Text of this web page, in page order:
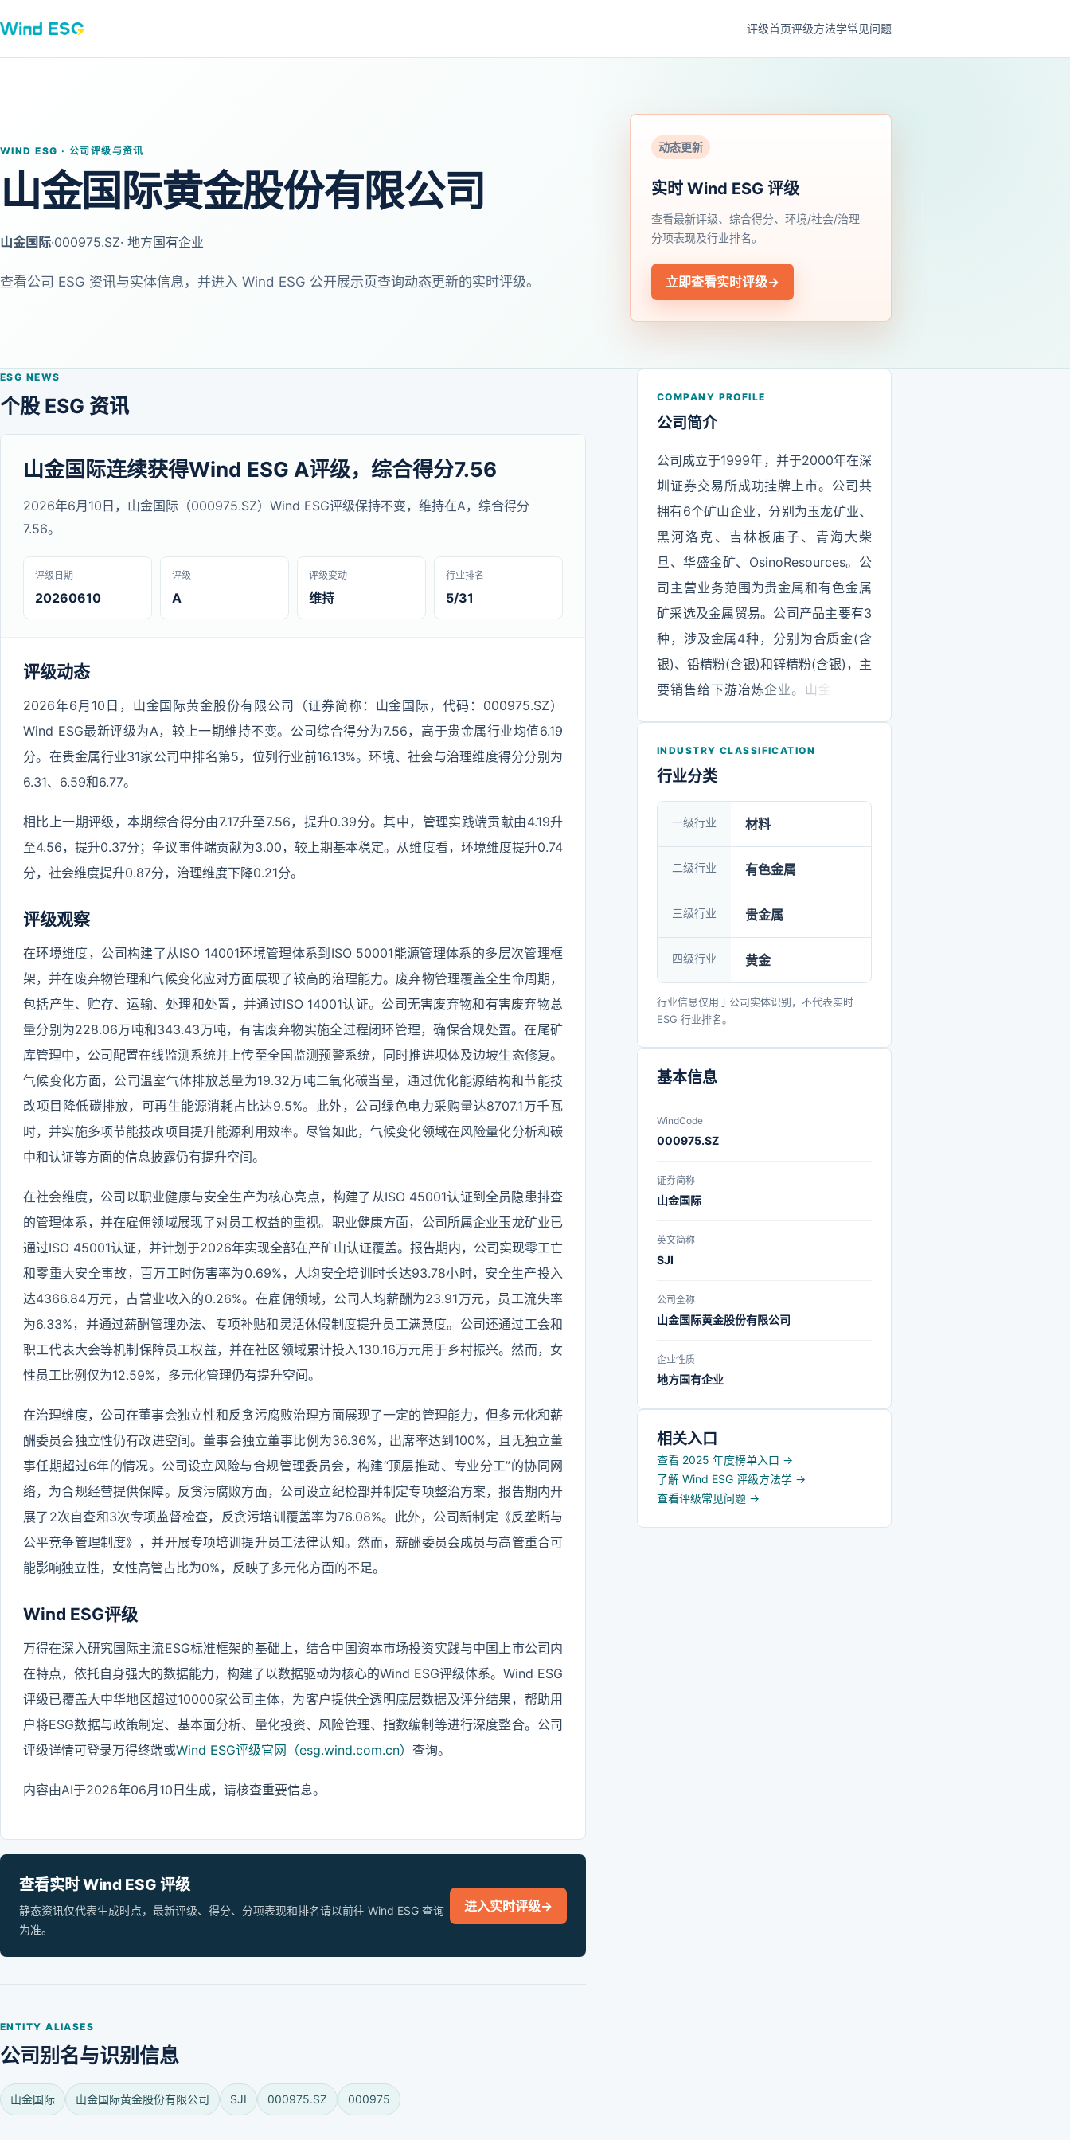
评级首页评级方法学常见问题
WIND ESG · 公司评级与资讯
山金国际黄金股份有限公司
山金国际·000975.SZ· 地方国有企业
查看公司 ESG 资讯与实体信息，并进入 Wind ESG 公开展示页查询动态更新的实时评级。
动态更新
实时 Wind ESG 评级
查看最新评级、综合得分、环境/社会/治理
分项表现及行业排名。
立即查看实时评级→
ESG NEWS
个股 ESG 资讯
山金国际连续获得Wind ESG A评级，综合得分7.56
2026年6月10日，山金国际（000975.SZ）Wind ESG评级保持不变，维持在A，综合得分
7.56。
评级日期
20260610
评级
A
评级变动
维持
行业排名
5/31
评级动态
2026年6月10日，山金国际黄金股份有限公司（证券简称：山金国际，代码：000975.SZ）
Wind ESG最新评级为A，较上一期维持不变。公司综合得分为7.56，高于贵金属行业均值6.19
分。在贵金属行业31家公司中排名第5，位列行业前16.13%。环境、社会与治理维度得分分别为
6.31、6.59和6.77。
相比上一期评级，本期综合得分由7.17升至7.56，提升0.39分。其中，管理实践端贡献由4.19升
至4.56，提升0.37分；争议事件端贡献为3.00，较上期基本稳定。从维度看，环境维度提升0.74
分，社会维度提升0.87分，治理维度下降0.21分。
评级观察
在环境维度，公司构建了从ISO 14001环境管理体系到ISO 50001能源管理体系的多层次管理框
架，并在废弃物管理和气候变化应对方面展现了较高的治理能力。废弃物管理覆盖全生命周期，
包括产生、贮存、运输、处理和处置，并通过ISO 14001认证。公司无害废弃物和有害废弃物总
量分别为228.06万吨和343.43万吨，有害废弃物实施全过程闭环管理，确保合规处置。在尾矿
库管理中，公司配置在线监测系统并上传至全国监测预警系统，同时推进坝体及边坡生态修复。
气候变化方面，公司温室气体排放总量为19.32万吨二氧化碳当量，通过优化能源结构和节能技
改项目降低碳排放，可再生能源消耗占比达9.5%。此外，公司绿色电力采购量达8707.1万千瓦
时，并实施多项节能技改项目提升能源利用效率。尽管如此，气候变化领域在风险量化分析和碳
中和认证等方面的信息披露仍有提升空间。
在社会维度，公司以职业健康与安全生产为核心亮点，构建了从ISO 45001认证到全员隐患排查
的管理体系，并在雇佣领域展现了对员工权益的重视。职业健康方面，公司所属企业玉龙矿业已
通过ISO 45001认证，并计划于2026年实现全部在产矿山认证覆盖。报告期内，公司实现零工亡
和零重大安全事故，百万工时伤害率为0.69%，人均安全培训时长达93.78小时，安全生产投入
达4366.84万元，占营业收入的0.26%。在雇佣领域，公司人均薪酬为23.91万元，员工流失率
为6.33%，并通过薪酬管理办法、专项补贴和灵活休假制度提升员工满意度。公司还通过工会和
职工代表大会等机制保障员工权益，并在社区领域累计投入130.16万元用于乡村振兴。然而，女
性员工比例仅为12.59%，多元化管理仍有提升空间。
在治理维度，公司在董事会独立性和反贪污腐败治理方面展现了一定的管理能力，但多元化和薪
酬委员会独立性仍有改进空间。董事会独立董事比例为36.36%，出席率达到100%，且无独立董
事任期超过6年的情况。公司设立风险与合规管理委员会，构建“顶层推动、专业分工”的协同网
络，为合规经营提供保障。反贪污腐败方面，公司设立纪检部并制定专项整治方案，报告期内开
展了2次自查和3次专项监督检查，反贪污培训覆盖率为76.08%。此外，公司新制定《反垄断与
公平竞争管理制度》，并开展专项培训提升员工法律认知。然而，薪酬委员会成员与高管重合可
能影响独立性，女性高管占比为0%，反映了多元化方面的不足。
Wind ESG评级
万得在深入研究国际主流ESG标准框架的基础上，结合中国资本市场投资实践与中国上市公司内
在特点，依托自身强大的数据能力，构建了以数据驱动为核心的Wind ESG评级体系。Wind ESG
评级已覆盖大中华地区超过10000家公司主体，为客户提供全透明底层数据及评分结果，帮助用
户将ESG数据与政策制定、基本面分析、量化投资、风险管理、指数编制等进行深度整合。公司
评级详情可登录万得终端或Wind ESG评级官网（esg.wind.com.cn） 查询。
内容由AI于2026年06月10日生成，请核查重要信息。
查看实时 Wind ESG 评级
静态资讯仅代表生成时点，最新评级、得分、分项表现和排名请以前往 Wind ESG 查询
为准。
进入实时评级→
ENTITY ALIASES
公司别名与识别信息
山金国际 山金国际黄金股份有限公司 SJI 000975.SZ 000975
COMPANY PROFILE
公司简介
公司成立于1999年，并于2000年在深
圳证券交易所成功挂牌上市。公司共
拥有6个矿山企业，分别为玉龙矿业、
黑河洛克、吉林板庙子、青海大柴
旦、华盛金矿、OsinoResources。公
司主营业务范围为贵金属和有色金属
矿采选及金属贸易。公司产品主要有3
种，涉及金属4种，分别为合质金(含
银)、铅精粉(含银)和锌精粉(含银)，主
要销售给下游冶炼企业。山金国际明
资源优质、资金充裕、人才汇聚、技
业内脱颖而出。公司矿产资源储量
丰、品位高，勘探潜力巨大。在数字
化与安全环保管理方面，更是走在国
内前列，已成为贵金属行业中极具影
响力的标杆企业。目前，山金国际通
在全球黄金及有色金属市场的影响
力，后续将持续深化国际合作，扩大
业务版图。
INDUSTRY CLASSIFICATION
行业分类
一级行业 材料
二级行业 有色金属
三级行业 贵金属
四级行业 黄金
行业信息仅用于公司实体识别，不代表实时
ESG 行业排名。
基本信息
WindCode
000975.SZ
证券简称
山金国际
英文简称
SJI
公司全称
山金国际黄金股份有限公司
企业性质
地方国有企业
相关入口
查看 2025 年度榜单入口 →
了解 Wind ESG 评级方法学 →
查看评级常见问题 →